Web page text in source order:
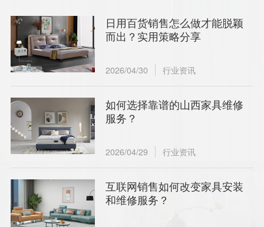
日用百货销售怎么做才能脱颖
而出？实用策略分享
2026/04/30 行业资讯
如何选择靠谱的山西家具维修
服务？
2026/04/29 行业资讯
互联网销售如何改变家具安装
和维修服务？